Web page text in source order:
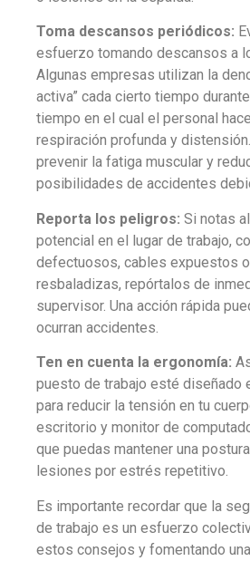
Toma descansos periódicos:
esfuerzo tomando descansos a
Algunas empresas utilizan la
activa” cada cierto tiempo
tiempo en el cual el personal
respiración profunda y
prevenir la fatiga muscular y
posibilidades de accidentes
Reporta los peligros: Si notas
potencial en el lugar de trabajo,
defectuosos, cables expuestos
resbaladizas, repórtalos de
supervisor. Una acción rápida
ocurran accidentes.
Ten en cuenta la ergonomía:
puesto de trabajo esté diseñado
para reducir la tensión en tu
escritorio y monitor de
que puedas mantener una
lesiones por estrés repetitivo.
Es importante recordar que la
de trabajo es un esfuerzo
estos consejos y fomentando